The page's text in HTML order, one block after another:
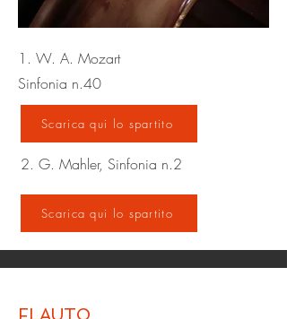
1. W. A. Mozart
Sinfonia n.40
Scarica qui lo spartito
2. G. Mahler, Sinfonia n.2
Scarica qui lo spartito